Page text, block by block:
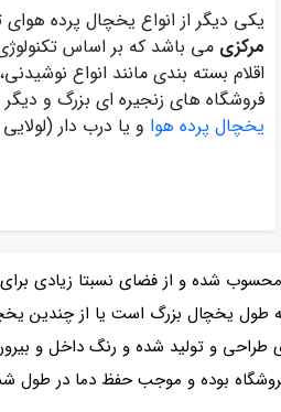
یکی دیگر از انواع یخچال پرده
مرکزی می باشد که بر اساس
اقلام بسته بندی مانند انواع
فروشگاه های زنجیره ای بزرگ و
یخچال پرده هوا و یا درب دار
شده و از فضای نسبتا زیادی
یخچال بزرگ است یا از چندین
طراحی و تولید شده و رنگ داخل و
بوده و موجب حفظ دما در